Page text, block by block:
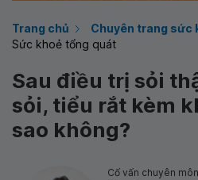
Trang chủ
Chuyên trang sức
Sức khoẻ tổng quát
Sau điều trị sỏi
sỏi, tiểu rắt kèm
sao không?
Cố vấn chuyên môn